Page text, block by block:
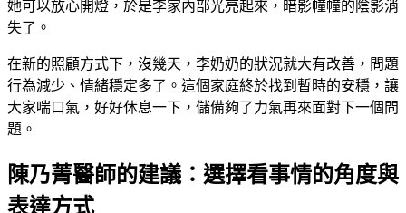
她可以放心開燈，於是李家內部光亮起來，暗影幢幢的陰影消
失了。
在新的照顧方式下，沒幾天，李奶奶的狀況就大有改善，問題
行為減少、情緒穩定多了。這個家庭終於找到暫時的安穩，讓
大家喘口氣，好好休息一下，儲備夠了力氣再來面對下一個問
題。
陳乃菁醫師的建議：選擇看事情的角度與
表達方式